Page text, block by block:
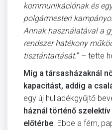
kommunikációnak és
polgármesteri
Annak használatával a
rendszer hatékony
tisztántartását.” – tette
Míg a társasházaknál
kapacitást, addig a
egy új hulladékgyűjtő
háznál történő
előtérbe . Ebbe a fém,